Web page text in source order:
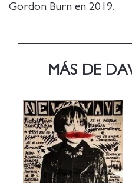
Gordon Burn en 2019.
MÁS DE